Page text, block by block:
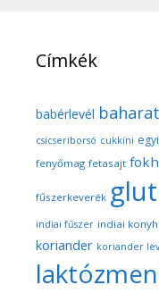
Címkék
babérlevél baharat
csicseriborsó cukkíni
fenyőmag fetasajt
fűszerkeverék
indiai fűszer indiai
koriander koriander